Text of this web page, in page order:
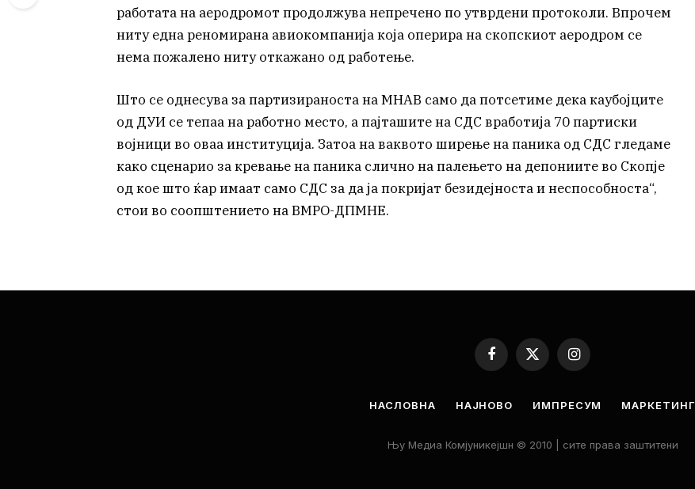
работата на аеродромот продолжува непречено по утврдени протоколи. Впрочем
ниту една реномирана авиокомпанија која оперира на скопскиот аеродром се
нема пожалено ниту откажано од работење.
Што се однесува за партизираноста на МНАВ само да потсетиме дека каубојците
од ДУИ се тепаа на работно место, а пајташите на СДС вработија 70 партиски
војници во оваа институција. Затоа на ваквото ширење на паника од СДС гледаме
како сценарио за кревање на паника слично на палењето на депониите во Скопје
од кое што ќар имаат само СДС за да ја покријат безидејноста и неспособноста“,
стои во соопштението на ВМРО-ДПМНЕ.
Facebook
X
(Twitter)
Instagram
НАСЛОВНА НАЈНОВО ИМПРЕСУМ МАРКЕТИНГ
Њу Медиа Комјуникејшн © 2010 | сите права заштитени